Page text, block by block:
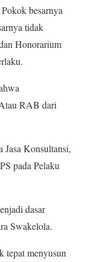
besarnya
tidak
Honorarium
RAB dari
Konsultansi,
pada Pelaku
dasar
Swakelola.
tepat menyusun